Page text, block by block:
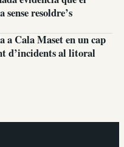
resoldre’s
a Cala Maset en un cap
d’incidents al litoral